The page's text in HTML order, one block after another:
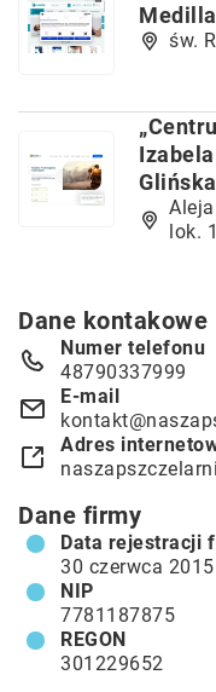
św.
Glińska
lok.
Dane kontakowe
Numer telefonu
48790337999
E-mail
Adres
Dane firmy
Data rejestracji
30 czerwca 2015
NIP
7781187875
REGON
301229652